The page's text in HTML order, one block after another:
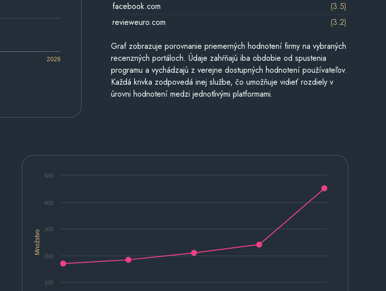
2026
facebook.com
(3.5)
revieweuro.com
(3.2)
Graf zobrazuje porovnanie priemerných hodnotení firmy na vybraných
recenzných portáloch. Údaje zahŕňajú iba obdobie od spustenia
programu a vychádzajú z verejne dostupných hodnotení používateľov.
Každá krivka zodpovedá inej službe, čo umožňuje vidieť rozdiely v
úrovni hodnotení medzi jednotlivými platformami.
Množstvo
100
200
300
400
500